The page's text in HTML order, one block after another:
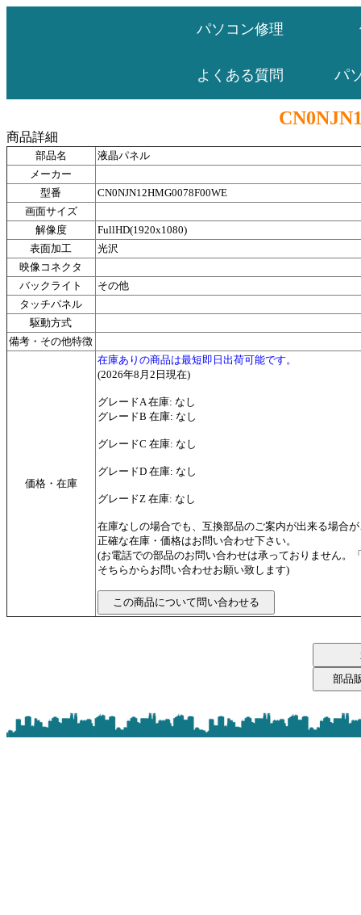
パソコン修理
よくある質問 パ
商品詳細
部品名
液晶パネル
メーカー
型番
CN0NJN12HMG0078F00WE
画面サイズ
解像度
FullHD(1920x1080)
表面加工
光沢
映像コネクタ
バックライト
その他
タッチパネル
駆動方式
備考・その他特徴
価格・在庫
在庫ありの商品は最短即日出荷可能です。
(2026年8月2日現在)
グレードA 在庫: なし
グレードB 在庫: なし
グレードC 在庫: なし
グレードD 在庫: なし
グレードZ 在庫: なし
在庫なしの場合でも、互換部品のご案内が出来る場合
正確な在庫・価格はお問い合わせ下さい。
(お電話での部品のお問い合わせは承っておりません。
そちらからお問い合わせお願い致します)